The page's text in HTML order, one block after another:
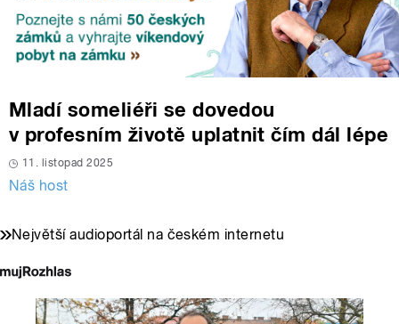
Mladí someliéři se dovedou
v profesním životě uplatnit čím dál lépe
11. listopad 2025
Náš host
Největší audioportál na českém internetu